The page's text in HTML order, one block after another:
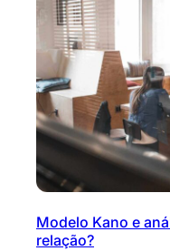
Modelo Kano e
relação?